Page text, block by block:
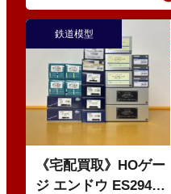
鉄道模型
《宅配買取》HOゲー
ジ エンドウ ES294